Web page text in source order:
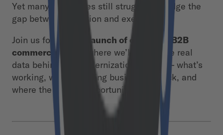
Yet many companies still struggle to bridge the
gap between ambition and execution.
Join us for the
live launch of our latest B2B
commerce study
, where we’ll unveil the real
data behind the modernization journey – what’s
working, what’s holding businesses back, and
where the biggest opportunities lie.